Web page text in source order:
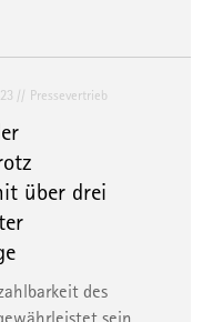
Pressevertrieb
über drei
des